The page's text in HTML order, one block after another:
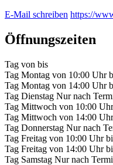
E-Mail schreiben https://
Öffnungszeiten
Tag von bis
Tag Montag von 10:00 Uhr
Tag Montag von 14:00 Uhr
Tag Dienstag Nur nach
Tag Mittwoch von 10:00 Uhr
Tag Mittwoch von 14:00 Uhr
Tag Donnerstag Nur nach
Tag Freitag von 10:00 Uhr
Tag Freitag von 14:00 Uhr
Tag Samstag Nur nach